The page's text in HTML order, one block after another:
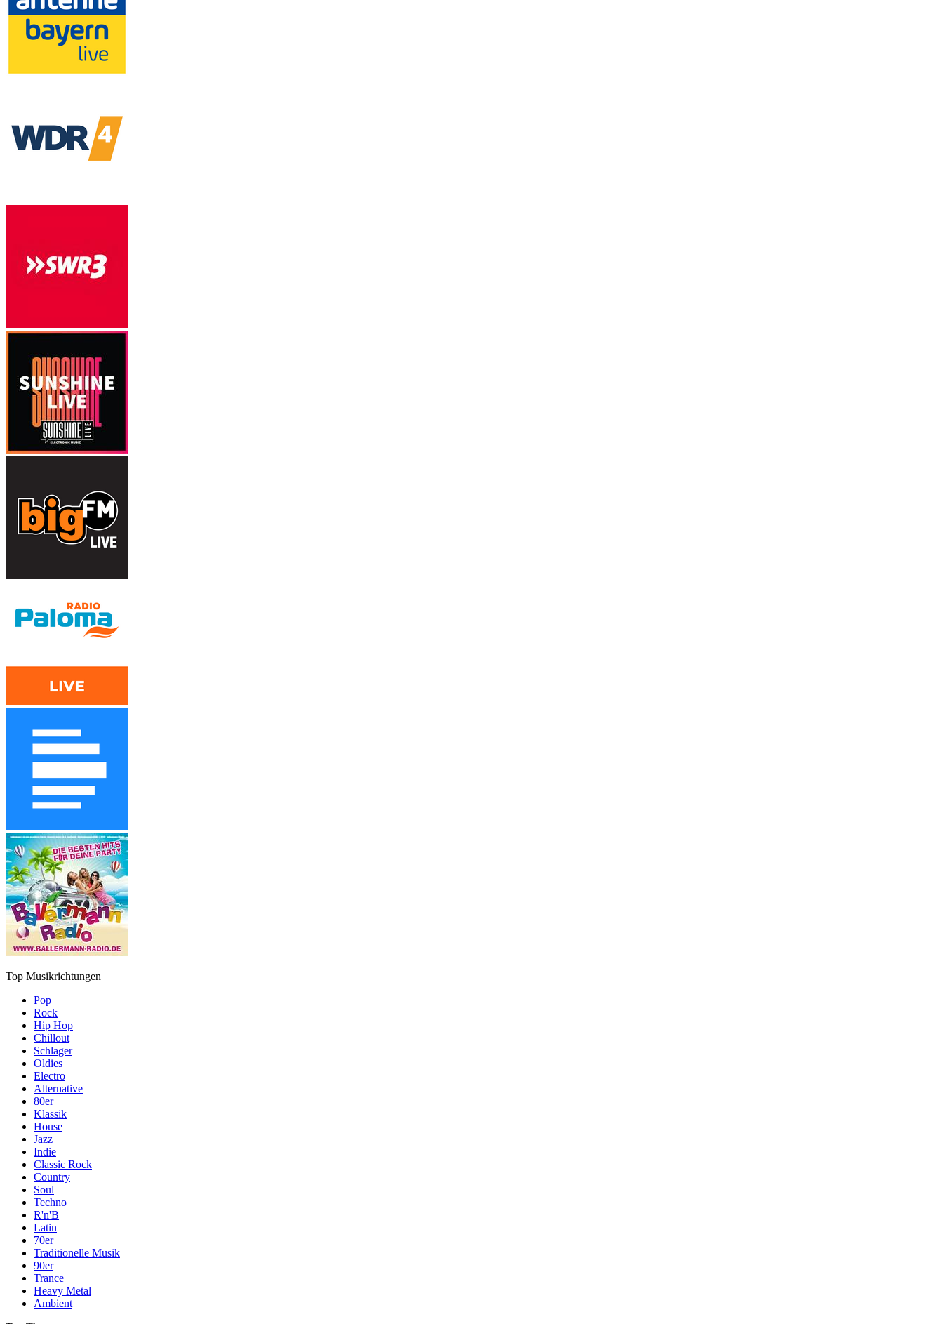
Top Musikrichtungen
Pop
Rock
Hip Hop
Chillout
Schlager
Oldies
Electro
Alternative
80er
Klassik
House
Jazz
Indie
Classic Rock
Country
Soul
Techno
R'n'B
Latin
70er
Traditionelle Musik
90er
Trance
Heavy Metal
Ambient